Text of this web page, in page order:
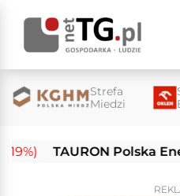
Strefa
Miedzi
TAURON Polska